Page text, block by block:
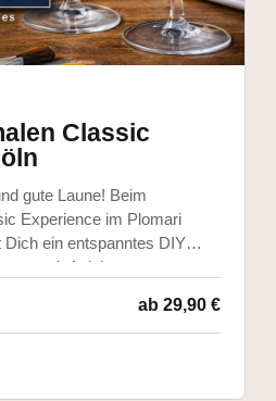
Classic
gute Laune! Beim
Experience im Plomari
ein entspanntes DIY
mit Anleitun
ab 29,90 €